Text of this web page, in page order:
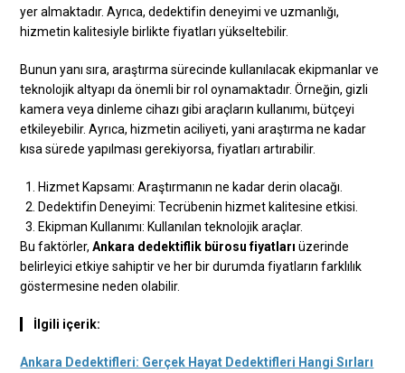
yer almaktadır. Ayrıca, dedektifin deneyimi ve uzmanlığı,
hizmetin kalitesiyle birlikte fiyatları yükseltebilir.
Bunun yanı sıra, araştırma sürecinde kullanılacak ekipmanlar ve
teknolojik altyapı da önemli bir rol oynamaktadır. Örneğin, gizli
kamera veya dinleme cihazı gibi araçların kullanımı, bütçeyi
etkileyebilir. Ayrıca, hizmetin aciliyeti, yani araştırma ne kadar
kısa sürede yapılması gerekiyorsa, fiyatları artırabilir.
Hizmet Kapsamı: Araştırmanın ne kadar derin olacağı.
Dedektifin Deneyimi: Tecrübenin hizmet kalitesine etkisi.
Ekipman Kullanımı: Kullanılan teknolojik araçlar.
Bu faktörler,Ankara dedektiflik bürosu fiyatları üzerinde
belirleyici etkiye sahiptir ve her bir durumda fiyatların farklılık
göstermesine neden olabilir.
İlgili içerik:
Ankara Dedektifleri: Gerçek Hayat Dedektifleri Hangi Sırları